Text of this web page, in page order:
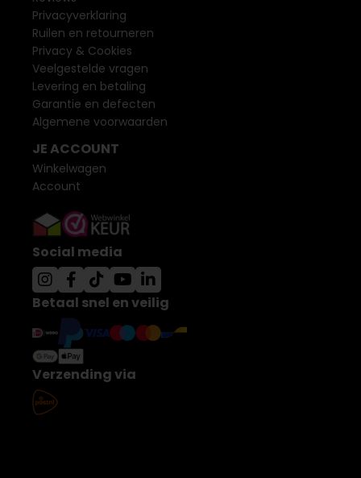
Privacyverklaring
Ruilen en retourneren
Privacy & Cookies
Veelgestelde vragen
Levering en betaling
Garantie en defecten
Algemene voorwaarden
JE ACCOUNT
Winkelwagen
Account
Social media
Betaal snel en veilig
Verzending via